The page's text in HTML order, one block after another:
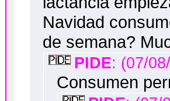
Navidad
de semana?
PIDE: (07/
Consumen